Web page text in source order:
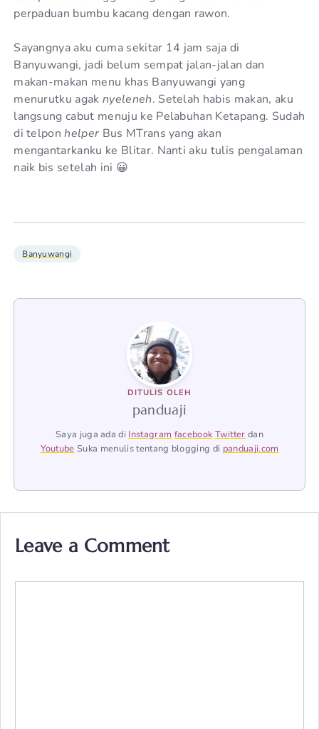
perpaduan bumbu kacang dengan rawon.
Sayangnya aku cuma sekitar 14 jam saja di
Banyuwangi, jadi belum sempat jalan-jalan dan
makan-makan menu khas Banyuwangi yang
menurutku agak nyeleneh. Setelah habis makan, aku
langsung cabut menuju ke Pelabuhan Ketapang. Sudah
di telponhelper Bus MTrans yang akan
mengantarkanku ke Blitar. Nanti aku tulis pengalaman
naik bis setelah ini 😀
Banyuwangi
DITULIS OLEH
panduaji
Saya juga ada di Instagram facebook Twitter dan
Youtube Suka menulis tentang blogging di panduaji.com
Leave a Comment